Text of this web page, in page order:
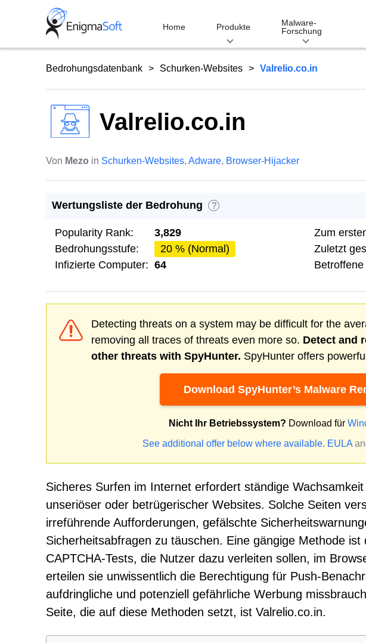
Home Produkte
Malware-
Forschung
Bedrohungsdatenbank Schurken-Websites Valrelio.co.in
Valrelio.co.in
Von Mezo in Schurken-Websites, Adware, Browser-Hijacker
Wertungsliste der Bedrohung ?
Popularity Rank:
3,829
Bedrohungsstufe:
20 % (Normal)
Infizierte Computer: 64
Zum
Zuletzt
Detecting threats on a system may be difficult for the
removing all traces of threats even more so. Detect and
other threats with SpyHunter. SpyHunter offers
Download SpyHunter’s Malware
Nicht Ihr Betriebssystem? Download für
See additional offer below where available. EULA
Sicheres Surfen im Internet erfordert ständige
unseriöser oder betrügerischer Websites. Solche Seiten
irreführende Aufforderungen, gefälschte
Sicherheitsabfragen zu täuschen. Eine gängige Methode ist
CAPTCHA-Tests, die Nutzer dazu verleiten sollen, im
erteilen sie unwissentlich die Berechtigung für Push-
aufdringliche und potenziell gefährliche Werbung
Seite, die auf diese Methoden setzt, ist Valrelio.co.in.